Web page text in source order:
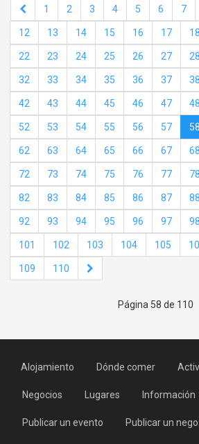
1 2 3 4 5 6 7
12 13 14 15 16 17 18
22 23 24 25 26 27 28
32 33 34 35 36 37 38
42 43 44 45 46 47 48
52 53 54 55 56 57 58
62 63 64 65 66 67 68
72 73 74 75 76 77 78
82 83 84 85 86 87 88
92 93 94 95 96 97 98
101 102 103 104 105
109 110
Página 58 de 110
Alojamiento Dónde comer
Negocios Lugares Información
Publicar un evento Publicar un